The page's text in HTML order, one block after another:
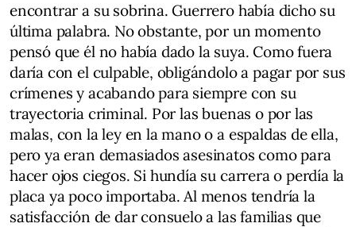
encontrar a su sobrina. Guerrero había dicho su
última palabra. No obstante, por un momento
pensó que él no había dado la suya. Como fuera
daría con el culpable, obligándolo a pagar por sus
crímenes y acabando para siempre con su
trayectoria criminal. Por las buenas o por las
malas, con la ley en la mano o a espaldas de ella,
pero ya eran demasiados asesinatos como para
hacer ojos ciegos. Si hundía su carrera o perdía la
placa ya poco importaba. Al menos tendría la
satisfacción de dar consuelo a las familias que